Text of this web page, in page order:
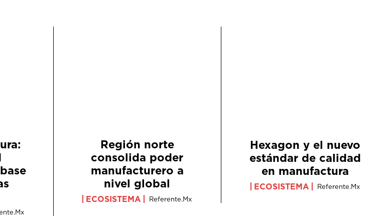
Región norte
consolida poder
manufacturero a
nivel global
ECOSISTEMA Referente.mx
Hexagon y el nuevo
estándar de calidad
en manufactura
ECOSISTEMA Referente.mx